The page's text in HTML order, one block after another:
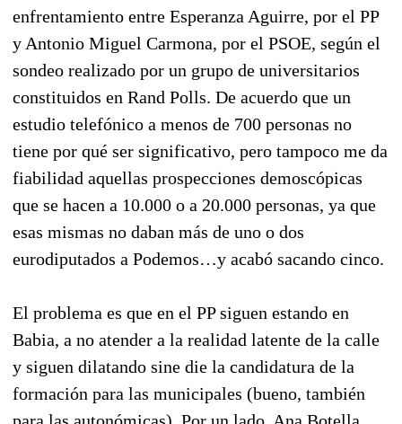
enfrentamiento entre Esperanza Aguirre, por el PP
y Antonio Miguel Carmona, por el PSOE, según el
sondeo realizado por un grupo de universitarios
constituidos en Rand Polls. De acuerdo que un
estudio telefónico a menos de 700 personas no
tiene por qué ser significativo, pero tampoco me da
fiabilidad aquellas prospecciones demoscópicas
que se hacen a 10.000 o a 20.000 personas, ya que
esas mismas no daban más de uno o dos
eurodiputados a Podemos…y acabó sacando cinco.
El problema es que en el PP siguen estando en
Babia, a no atender a la realidad latente de la calle
y siguen dilatando sine die la candidatura de la
formación para las municipales (bueno, también